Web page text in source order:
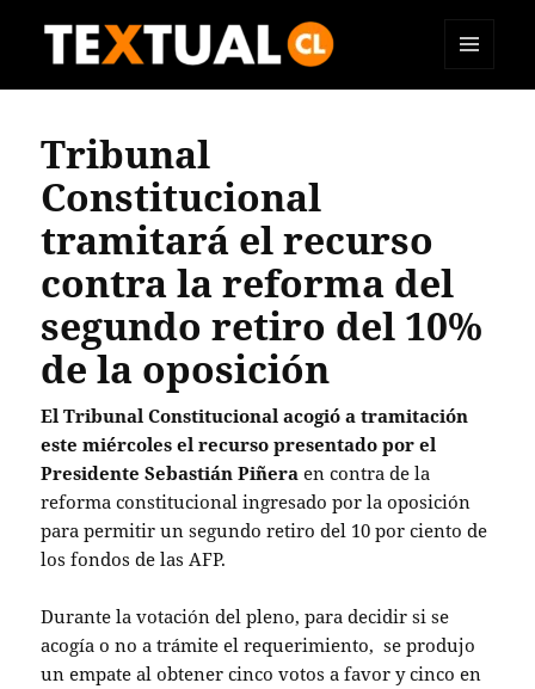
Tribunal
Constitucional
tramitará el recurso
contra la reforma del
segundo retiro del 10%
de la oposición
El Tribunal Constitucional acogió a tramitación
este miércoles el recurso presentado por el
Presidente Sebastián Piñera en contra de la
reforma constitucional ingresado por la oposición
para permitir un segundo retiro del 10 por ciento de
los fondos de las AFP.
Durante la votación del pleno, para decidir si se
acogía o no a trámite el requerimiento, se produjo
un empate al obtener cinco votos a favor y cinco en